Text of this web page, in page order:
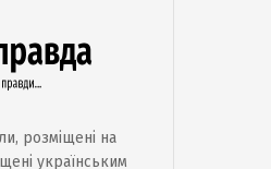
розміщені на
українським